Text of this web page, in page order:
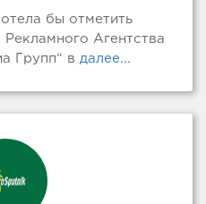
бы отметить
Агентства
Групп“ в далее...